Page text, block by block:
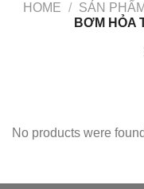
HOME / SẢN PHẨM
BƠM HỎA
No products were